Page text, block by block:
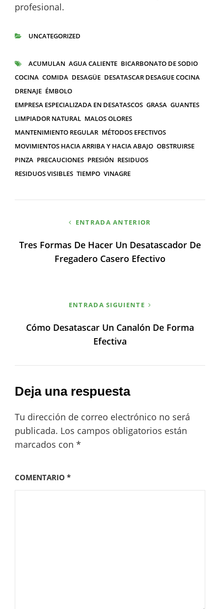
profesional.
UNCATEGORIZED
ETIQUETAS
ACUMULAN AGUA CALIENTE BICARBONATO DE SODIO
COCINA COMIDA DESAGÜE DESATASCAR DESAGUE COCINA
DRENAJE ÉMBOLO
EMPRESA ESPECIALIZADA EN DESATASCOS GRASA GUANTES
LIMPIADOR NATURAL MALOS OLORES
MANTENIMIENTO REGULAR MÉTODOS EFECTIVOS
MOVIMIENTOS HACIA ARRIBA Y HACIA ABAJO OBSTRUIRSE
PINZA PRECAUCIONES PRESIÓN RESIDUOS
RESIDUOS VISIBLES TIEMPO VINAGRE
entradas
ENTRADA ANTERIOR
Tres Formas De Hacer Un Desatascador De
Fregadero Casero Efectivo
ENTRADA SIGUIENTE
Cómo Desatascar Un Canalón De Forma
Efectiva
Deja una respuesta
Tu dirección de correo electrónico no será
publicada. Los campos obligatorios están
marcados con *
COMENTARIO *